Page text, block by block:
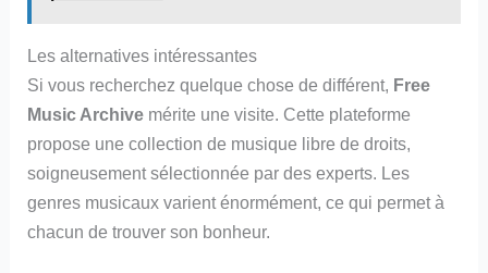
Les alternatives intéressantes
Si vous recherchez quelque chose de différent, Free
Music Archive mérite une visite. Cette plateforme
propose une collection de musique libre de droits,
soigneusement sélectionnée par des experts. Les
genres musicaux varient énormément, ce qui permet à
chacun de trouver son bonheur.